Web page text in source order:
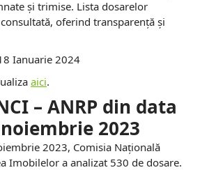
și trimise. Lista dosarelor
oferind transparență și
Ianuarie 2024
aici.
– ANRP din data
2023
2023, Comisia Națională
Imobilelor a analizat 530 de dosare.